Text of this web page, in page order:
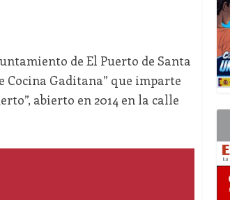
de El Puerto de Santa
Cocina Gaditana” que imparte
abierto en 2014 en la calle